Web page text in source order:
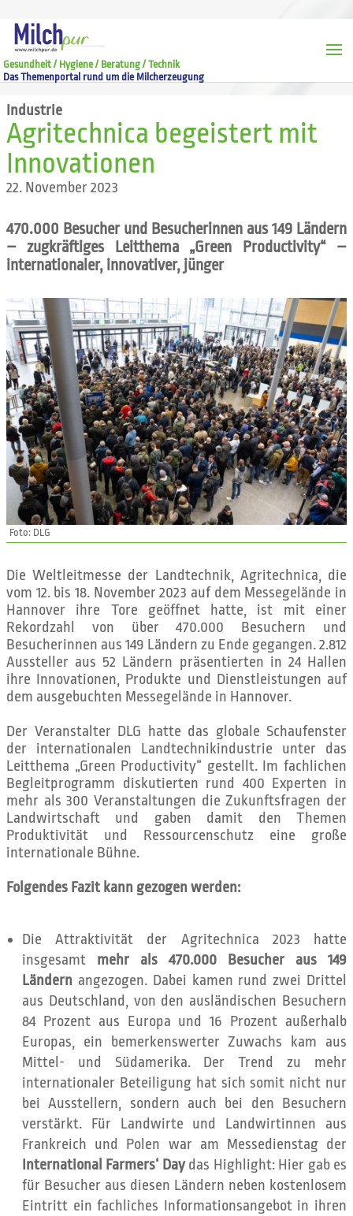
Gesundheit / Hygiene / Beratung / Technik
Das Themenportal rund um die Milcherzeugung
Industrie
Agritechnica begeistert mit
Innovationen
22. November 2023
470.000 Besucher und Besucherinnen aus 149 Ländern
– zugkräftiges Leitthema „Green Productivity“ –
internationaler, innovativer, jünger
Foto: DLG
Die Weltleitmesse der Landtechnik, Agritechnica, die
vom 12. bis 18. November 2023 auf dem Messegelände in
Hannover ihre Tore geöffnet hatte, ist mit einer
Rekordzahl von über 470.000 Besuchern und
Besucherinnen aus 149 Ländern zu Ende gegangen. 2.812
Aussteller aus 52 Ländern präsentierten in 24 Hallen
ihre Innovationen, Produkte und Dienstleistungen auf
dem ausgebuchten Messegelände in Hannover.
Der Veranstalter DLG hatte das globale Schaufenster
der internationalen Landtechnikindustrie unter das
Leitthema „Green Productivity“ gestellt. Im fachlichen
Begleitprogramm diskutierten rund 400 Experten in
mehr als 300 Veranstaltungen die Zukunftsfragen der
Landwirtschaft und gaben damit den Themen
Produktivität und Ressourcenschutz eine große
internationale Bühne.
Folgendes Fazit kann gezogen werden:
Die Attraktivität der Agritechnica 2023 hatte
insgesamt mehr als 470.000 Besucher aus 149
Ländern angezogen. Dabei kamen rund zwei Drittel
aus Deutschland, von den ausländischen Besuchern
84 Prozent aus Europa und 16 Prozent außerhalb
Europas, ein bemerkenswerter Zuwachs kam aus
Mittel- und Südamerika. Der Trend zu mehr
internationaler Beteiligung hat sich somit nicht nur
bei Ausstellern, sondern auch bei den Besuchern
verstärkt. Für Landwirte und Landwirtinnen aus
Frankreich und Polen war am Messedienstag der
International Farmers‘ Daydas Highlight: Hier gab es
für Besucher aus diesen Ländern neben kostenlosem
Eintritt ein fachliches Informationsangebot in ihren